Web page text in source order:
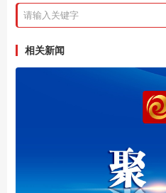
相关新闻